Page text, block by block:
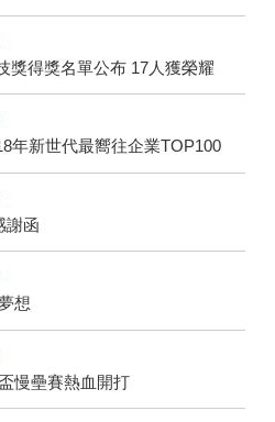
獎得獎名單公布 17人獲榮耀
年新世代最嚮往企業TOP100
謝函
想
慢壘賽熱血開打